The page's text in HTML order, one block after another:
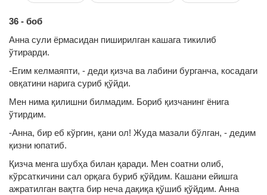
36 - боб
Анна сули ёрмасидан пиширилган кашага тикилиб
ўтирарди.
-Егим келмаяпти, - деди қизча ва лабини бурганча, косадаги
овқатини нарига суриб қўйди.
Мен нима қилишни билмадим. Бориб қизчанинг ёнига
ўтирдим.
-Анна, бир еб кўргин, қани ол! Жуда мазали бўлган, - дедим
қизни юпатиб.
Қизча менга шубҳа билан қаради. Мен соатни олиб,
кўрсаткичини сал орқага буриб қўйдим. Кашани ейишга
ажратилган вақтга бир неча дақиқа қўшиб қўйдим. Анна